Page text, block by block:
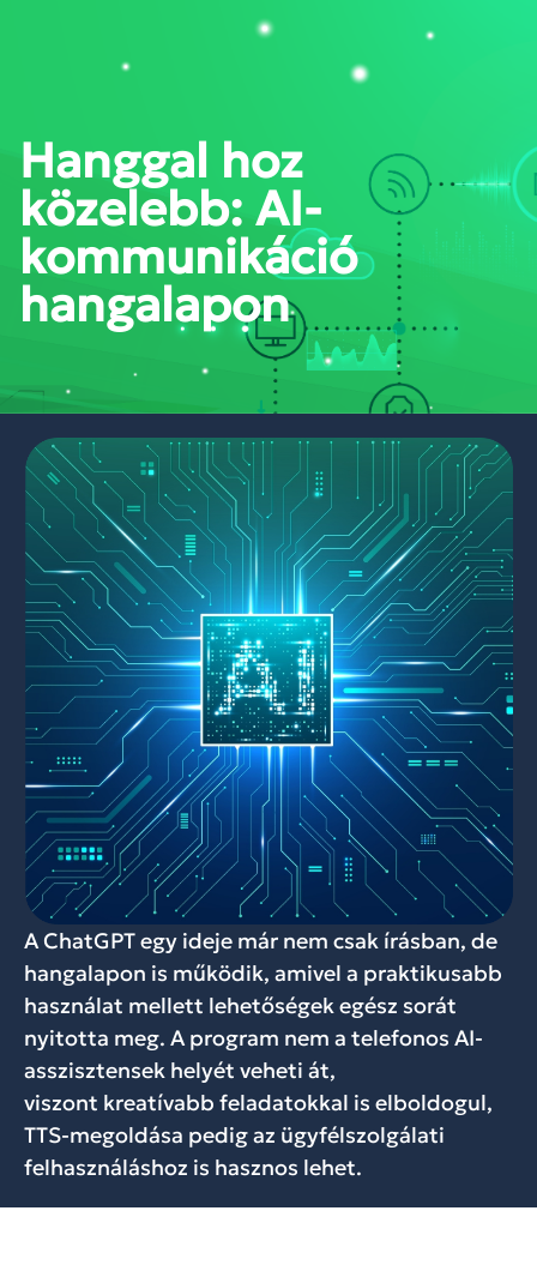
PORTÁL BELÉPÉS
Hanggal hoz
közelebb: AI-
kommunikáció
hangalapon
A ChatGPT egy ideje már nem csak írásban, de
hangalapon is működik, amivel a praktikusabb
használat mellett lehetőségek egész sorát
nyitotta meg. A program nem a telefonos AI-
asszisztensek helyét veheti át,
viszont kreatívabb feladatokkal is elboldogul,
TTS-megoldása pedig az ügyfélszolgálati
felhasználáshoz is hasznos lehet.